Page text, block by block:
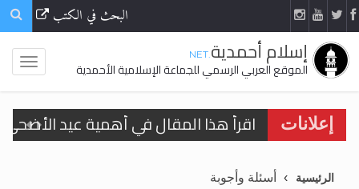
البحث في الكتب
إسلام أحمدية.NET
الموقع العربي الرسمي للجماعة الإسلامية الأحمدية
إعلانات
اقرأ هذا المقال في أهمية عيد
الرئيسية أسئلة وأجوبة